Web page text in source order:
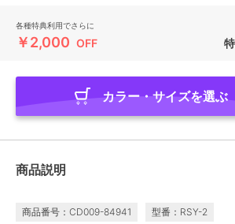
各種特典利用でさらに
￥2,000 OFF
カラー・サイズを選ぶ
商品説明
商品番号：CD009-84941 型番：RSY-2